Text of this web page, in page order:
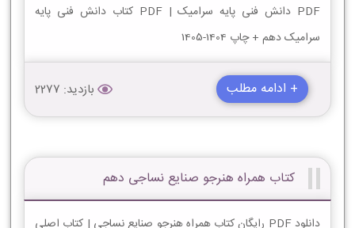
PDF دانش فنی پایه سرامیک | PDF کتاب دانش فنی پایه
سرامیک دهم + چاپ 1404-1405
+ ادامه مطلب بازدید: 2277
کتاب همراه هنرجو صنایع نساجی دهم
دانلود PDF رایگان کتاب همراه هنرجو صنایع نساجی | کتاب اصلی